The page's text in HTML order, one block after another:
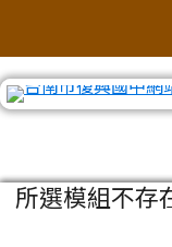
主內容區域
所選模組不存
頁尾區域